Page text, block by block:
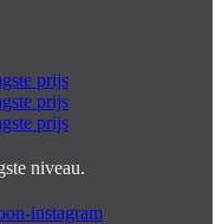
niveau.
instagram